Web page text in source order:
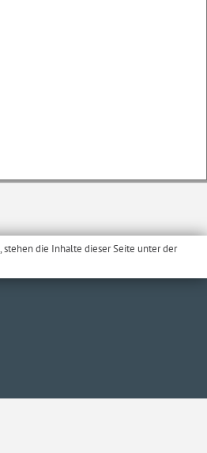
, stehen die Inhalte dieser Seite unter der